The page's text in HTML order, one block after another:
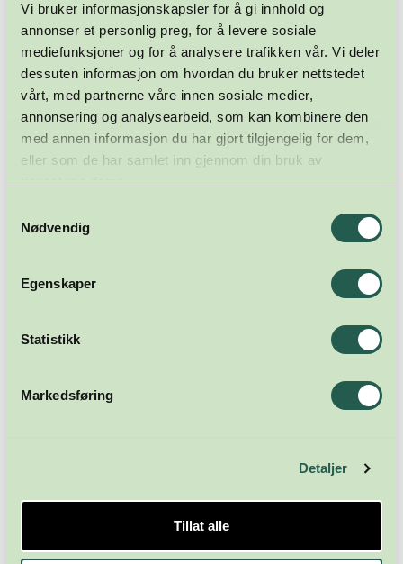
Vi bruker informasjonskapsler for å gi innhold og
annonser et personlig preg, for å levere sosiale
mediefunksjoner og for å analysere trafikken vår. Vi deler
dessuten informasjon om hvordan du bruker nettstedet
vårt, med partnerne våre innen sosiale medier,
annonsering og analysearbeid, som kan kombinere den
med annen informasjon du har gjort tilgjengelig for dem,
eller som de har samlet inn gjennom din bruk av
Nødvendig
Egenskaper
Statistikk
Markedsføring
Detaljer
Tillat alle
Meld deg på nyhetsbrevet